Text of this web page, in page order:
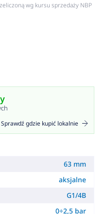
wg kursu sprzedaży NBP
Sprawdź gdzie kupić lokalnie
63 mm
aksjalne
G1/4B
0÷2,5 bar